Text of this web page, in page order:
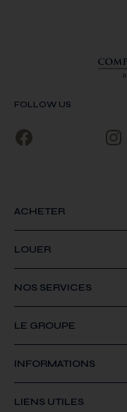
FOLLOW US
ACHETER
LOUER
NOS SERVICES
LE GROUPE
INFORMATIONS
LIENS UTILES